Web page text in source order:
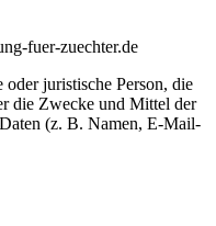
fuer-zuechter.de
juristische Person, die
die Zwecke und Mittel der
(z. B. Namen, E-Mail-